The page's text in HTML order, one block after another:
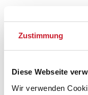
Zustimmung
Diese Webseite
Wir verwenden